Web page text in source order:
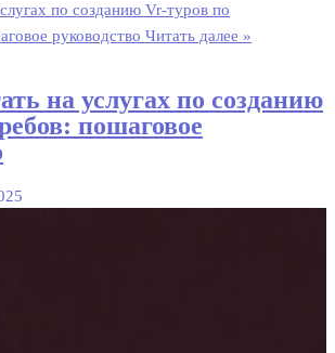
по созданию Vr-туров по
руководство Читать далее »
на услугах по созданию
пошаговое